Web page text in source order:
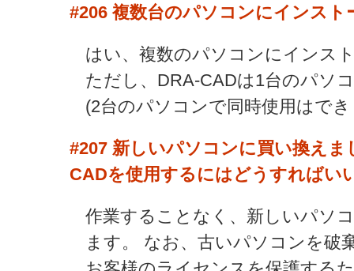
#206 複数台のパソコンにインスト
はい、複数のパソコンにインス
ただし、DRA-CADは1台のパソ
(2台のパソコンで同時使用はで
#207 新しいパソコンに買い換え
CADを使用するにはどうすればい
作業することなく、新しいパソ
ます。 なお、古いパソコンを破